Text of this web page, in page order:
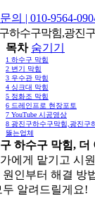
의 | 010-9564-
하수구막힘,광진
목차 숨기기
1 하수구 막힘
2 변기 막힘
3 우수관 막힘
4 싱크대 막힘
5 정화조 막힘
6 드레인프로 현장포토
7 YouTube 시공영상
8 광진구하수구막힘,광진구
뚫는업체
하수구 막힘, 더
에게 맡기고 시
원인부터 해결 방
두 알려드릴게요!